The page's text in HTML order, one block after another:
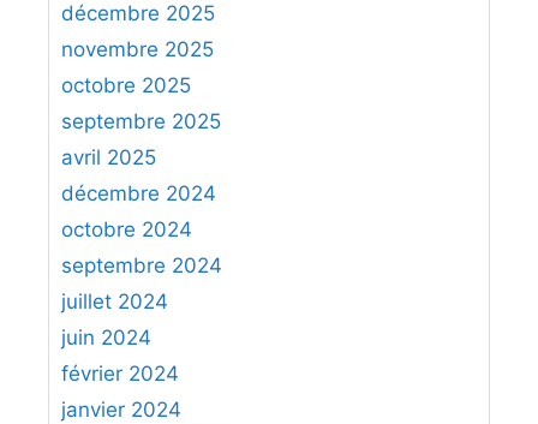
5. Rd3 Fa1
5…Rh5 6.h7 e4+
6.Re4
r
e
r
:
décembre 2025
novembre 2025
octobre 2025
septembre 2025
avril 2025
décembre 2024
octobre 2024
septembre 2024
juillet 2024
juin 2024
février 2024
janvier 2024